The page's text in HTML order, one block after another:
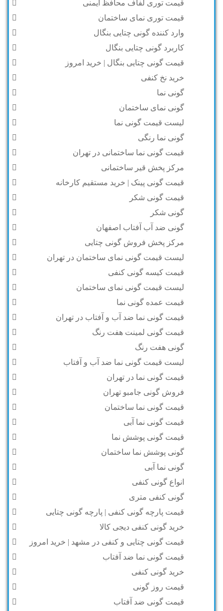
قیمت توری لفاف محافظ ایمنی
قیمت توری نمای ساختمان
وارد کننده گونی چتایی بنگال
کاربرد گونی چتایی بنگال
قیمت گونی چتایی بنگال | خرید امروز
خرید نخ کنفی
گونی نما
گونی نمای ساختمان
لیست قیمت گونی نما
گونی نما رنگی
قیمت گونی نما ساختمانی در تهران
مرکز پخش قیر ساختمانی
قیمت گونی پینک | خرید مستقیم کارخانه
قیمت گونی شکر
گونی شکر
گونی ضد آب آفتاب اصفهان
مرکز پخش فروش گونی چتایی
لیست قیمت گونی نمای ساختمان در تهران
قیمت کیسه گونی کنفی
لیست قیمت گونی نمای ساختمان
قیمت عمده گونی نما
قیمت گونی نما ضد آب و آفتاب در تهران
قیمت گونی لمینت هفت رنگ
گونی هفت رنگ
لیست قیمت گونی نما ضد آب و آفتاب
قیمت گونی نما در تهران
فروش گونی جامبو تهران
قیمت گونی نما ساختمان
قیمت گونی نما آبی
قیمت گونی پوشش نما
گونی پوشش نما ساختمان
گونی نما آبی
انواع گونی کنفی
گونی کنفی متری
قیمت پارچه گونی کنفی | پارچه گونی چتایی
خرید گونی کنفی دیجی کالا
قیمت گونی چتایی و کنفی در مشهد | خرید امروز
قیمت گونی نما ضد آفتاب
خرید گونی کنفی
قیمت روز گونی
قیمت گونی ضد آفتاب